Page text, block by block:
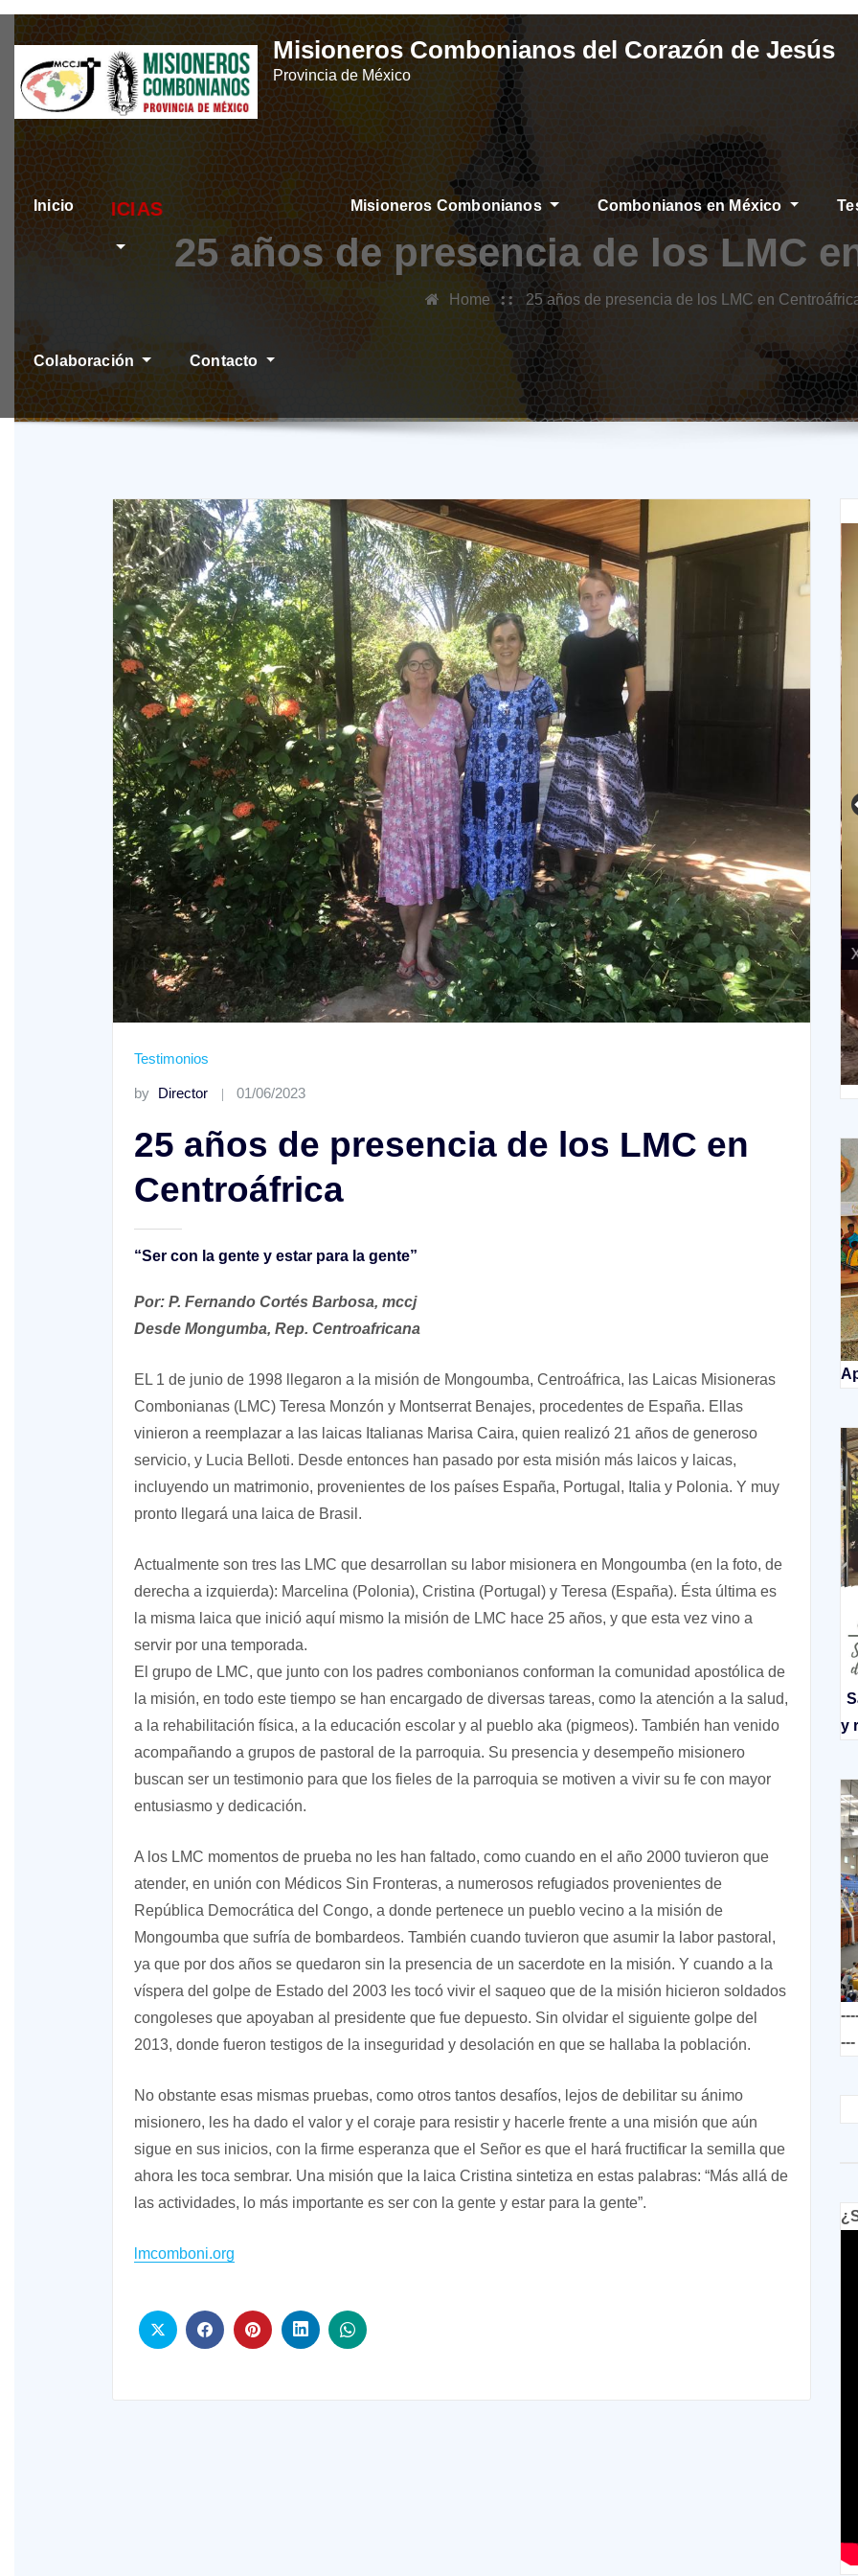
Skip
content
Misioneros Combonianos del Corazón de Jesús
Provincia de México
Inicio ÚLTIMAS NOTICIASMisioneros Combonianos Combonianos en México
Colaboración Contacto
25 años de presencia de los LMC
Home 25 años de presencia de los LMC en
Testimonios
by Director 01/06/2023
25 años de presencia de los LMC en
Centroáfrica
“Ser con la gente y estar para la gente”
Por: P. Fernando Cortés Barbosa, mccj
Desde Mongumba, Rep. Centroafricana
EL 1 de junio de 1998 llegaron a la misión de Mongoumba, Centroáfrica, las Laicas Misioneras
Combonianas (LMC) Teresa Monzón y Montserrat Benajes, procedentes de España. Ellas
vinieron a reemplazar a las laicas Italianas Marisa Caira, quien realizó 21 años de generoso
servicio, y Lucia Belloti. Desde entonces han pasado por esta misión más laicos y laicas,
incluyendo un matrimonio, provenientes de los países España, Portugal, Italia y Polonia. Y muy
pronto llegará una laica de Brasil.
Actualmente son tres las LMC que desarrollan su labor misionera en Mongoumba (en la foto, de
derecha a izquierda): Marcelina (Polonia), Cristina (Portugal) y Teresa (España). Ésta última es
la misma laica que inició aquí mismo la misión de LMC hace 25 años, y que esta vez vino a
servir por una temporada.
El grupo de LMC, que junto con los padres combonianos conforman la comunidad apostólica de
la misión, en todo este tiempo se han encargado de diversas tareas, como la atención a la salud,
a la rehabilitación física, a la educación escolar y al pueblo aka (pigmeos). También han venido
acompañando a grupos de pastoral de la parroquia. Su presencia y desempeño misionero
buscan ser un testimonio para que los fieles de la parroquia se motiven a vivir su fe con mayor
entusiasmo y dedicación.
A los LMC momentos de prueba no les han faltado, como cuando en el año 2000 tuvieron que
atender, en unión con Médicos Sin Fronteras, a numerosos refugiados provenientes de
República Democrática del Congo, a donde pertenece un pueblo vecino a la misión de
Mongoumba que sufría de bombardeos. También cuando tuvieron que asumir la labor pastoral,
ya que por dos años se quedaron sin la presencia de un sacerdote en la misión. Y cuando a la
víspera del golpe de Estado del 2003 les tocó vivir el saqueo que de la misión hicieron soldados
congoleses que apoyaban al presidente que fue depuesto. Sin olvidar el siguiente golpe del
2013, donde fueron testigos de la inseguridad y desolación en que se hallaba la población.
No obstante esas mismas pruebas, como otros tantos desafíos, lejos de debilitar su ánimo
misionero, les ha dado el valor y el coraje para resistir y hacerle frente a una misión que aún
sigue en sus inicios, con la firme esperanza que el Señor es que el hará fructificar la semilla que
ahora les toca sembrar. Una misión que la laica Cristina sintetiza en estas palabras: “Más allá de
las actividades, lo más importante es ser con la gente y estar para la gente”.
lmcomboni.org
XV Domingo ordinario. Año A
y
---